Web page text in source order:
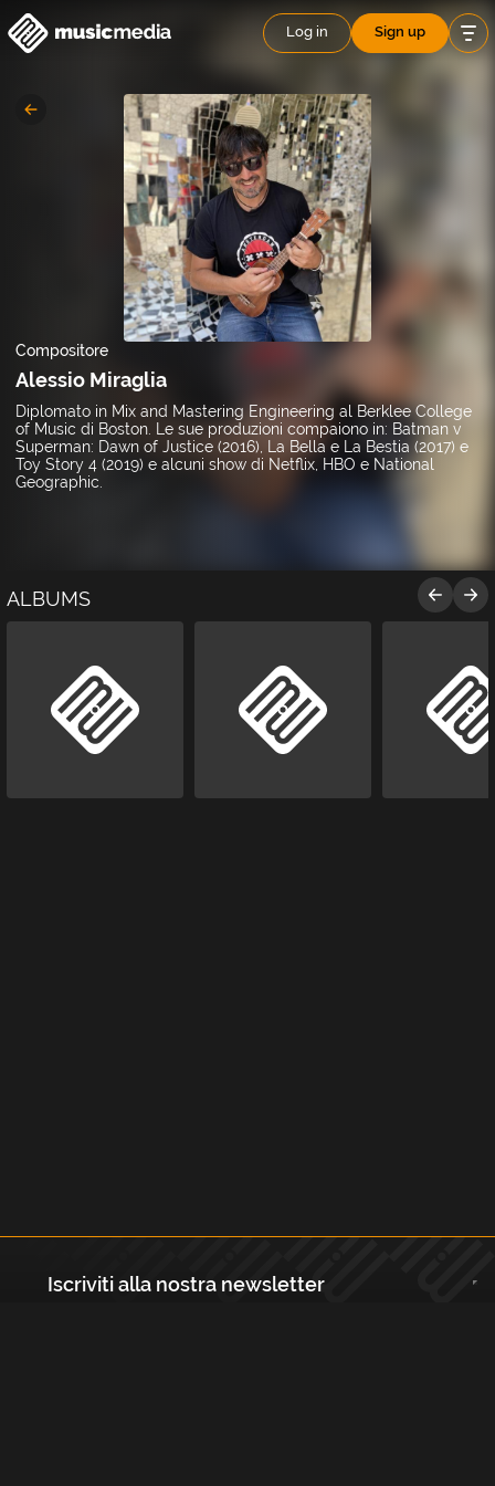
Log in Sign up
Compositore
Alessio Miraglia
Diplomato in Mix and Mastering Engineering al Berklee College
of Music di Boston. Le sue produzioni compaiono in: Batman v
Superman: Dawn of Justice (2016), La Bella e La Bestia (2017) e
Toy Story 4 (2019) e alcuni show di Netflix, HBO e National
Geographic.
ALBUMS
Iscriviti alla nostra newsletter